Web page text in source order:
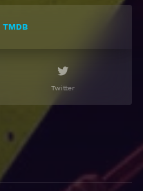
TMDB
Twitter